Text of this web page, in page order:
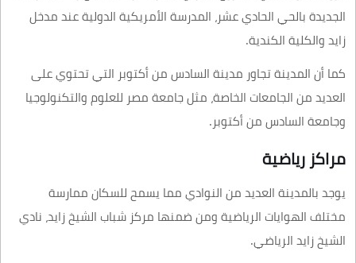
الجديدة بالحي الحادي عشر، المدرسة الأمريكية الدولية عند مدخل
زايد والكلية الكندية.
كما أن المدينة تجاور مدينة السادس من أكتوبر التي تحتوي على
العديد من الجامعات الخاصة، مثل جامعة مصر للعلوم والتكنولوجيا
وجامعة السادس من أكتوبر.
مراكز رياضية
يوجد بالمدينة العديد من النوادي مما يسمح للسكان ممارسة
مختلف الهوايات الرياضية ومن ضمنها مركز شباب الشيخ زايد، نادي
الشيخ زايد الرياضي.